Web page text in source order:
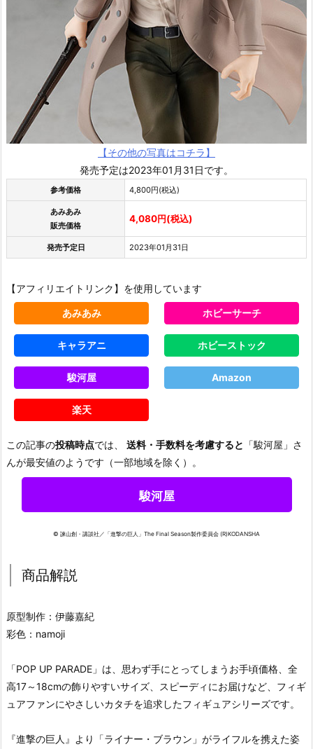
【その他の写真はコチラ】
発売予定は2023年01月31日です。
参考価格 4,800円(税込)
あみあみ
販売価格
4,080円(税込)
発売予定日 2023年01月31日
【アフィリエイトリンク】を使用しています
あみあみ ホビーサーチ
キャラアニ ホビーストック
駿河屋 Amazon
楽天
この記事の投稿時点では、 送料・手数料を考慮すると 「駿河屋」さ
んが最安値のようです（一部地域を除く）。
駿河屋
© 諫山創・講談社／「進撃の巨人」The Final Season製作委員会 (R)KODANSHA
商品解説
原型制作：伊藤嘉紀
彩色：namoji
「POP UP PARADE」は、思わず手にとってしまうお手頃価格、全
高17～18cmの飾りやすいサイズ、スピーディにお届けなど、フィギ
ュアファンにやさしいカタチを追求したフィギュアシリーズです。
『進撃の巨人』より「ライナー・ブラウン」がライフルを携えた姿